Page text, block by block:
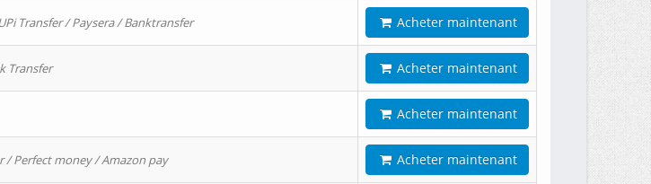
Transfer / Paysera / Banktransfer Acheter maintenant
Transfer Acheter maintenant
Acheter maintenant
/ Perfect money / Amazon pay Acheter maintenant